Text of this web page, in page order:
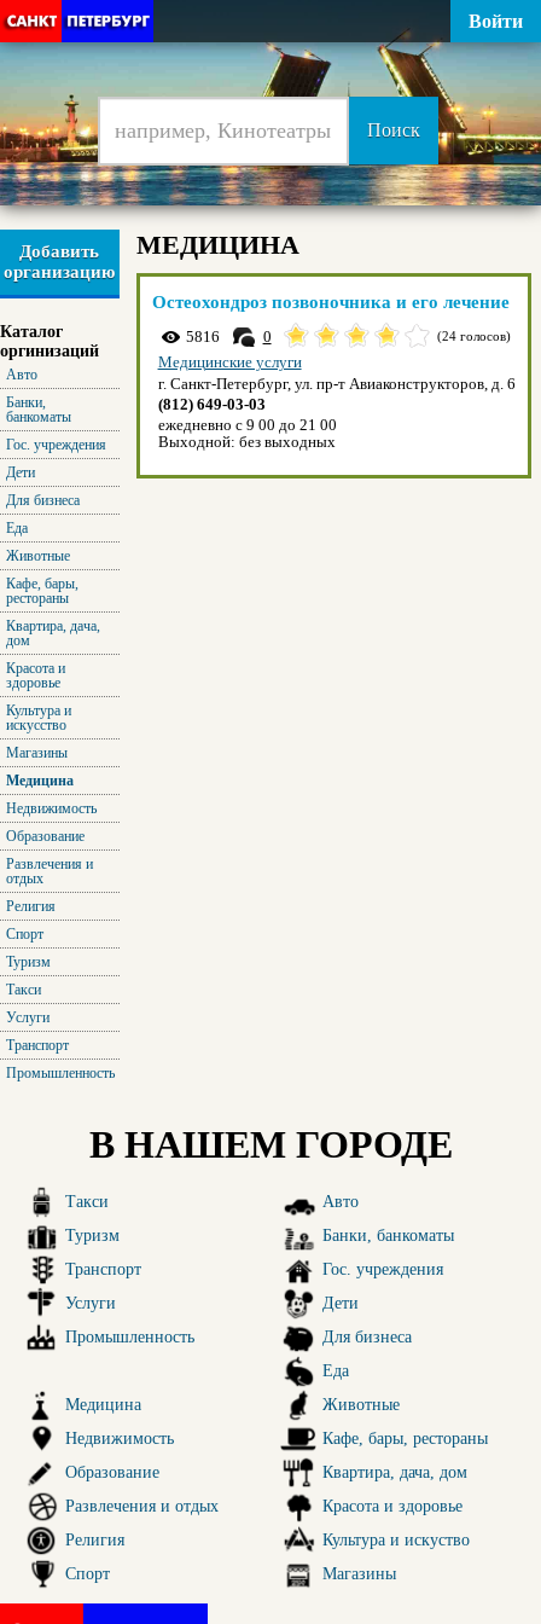
Войти
Добавить
организацию
Каталог
оргинизаций
Авто
Банки,
банкоматы
Гос. учреждения
Дети
Для бизнеса
Еда
Животные
Кафе, бары,
рестораны
Квартира, дача,
дом
Красота и
здоровье
Культура и
искусство
Магазины
Медицина
Недвижимость
Образование
Развлечения и
отдых
Религия
Спорт
Туризм
Такси
Услуги
Транспорт
Промышленность
МЕДИЦИНА
Остеохондроз позвоночника и его лечение
5816 0 (24 голосов)
Медицинские услуги
г. Санкт-Петербург, ул. пр-т Авиаконструкторов, д. 6
(812) 649-03-03
ежедневно с 9 00 до 21 00
Выходной: без выходных
В НАШЕМ ГОРОДЕ
Такси
Туризм
Транспорт
Услуги
Промышленность
Авто
Банки, банкоматы
Гос. учреждения
Дети
Для бизнеса
Еда
Медицина
Недвижимость
Образование
Развлечения и отдых
Религия
Спорт
Животные
Кафе, бары, рестораны
Квартира, дача, дом
Красота и здоровье
Культура и искуство
Магазины